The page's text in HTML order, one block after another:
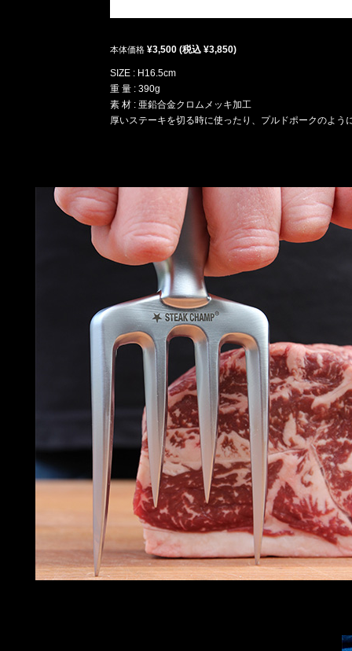
本体価格 ¥3,500 (税込 ¥3,850)
SIZE : H16.5cm
重 量 : 390g
素 材 : 亜鉛合金クロムメッキ加工
厚いステーキを切る時に使ったり、プルドポークのよう